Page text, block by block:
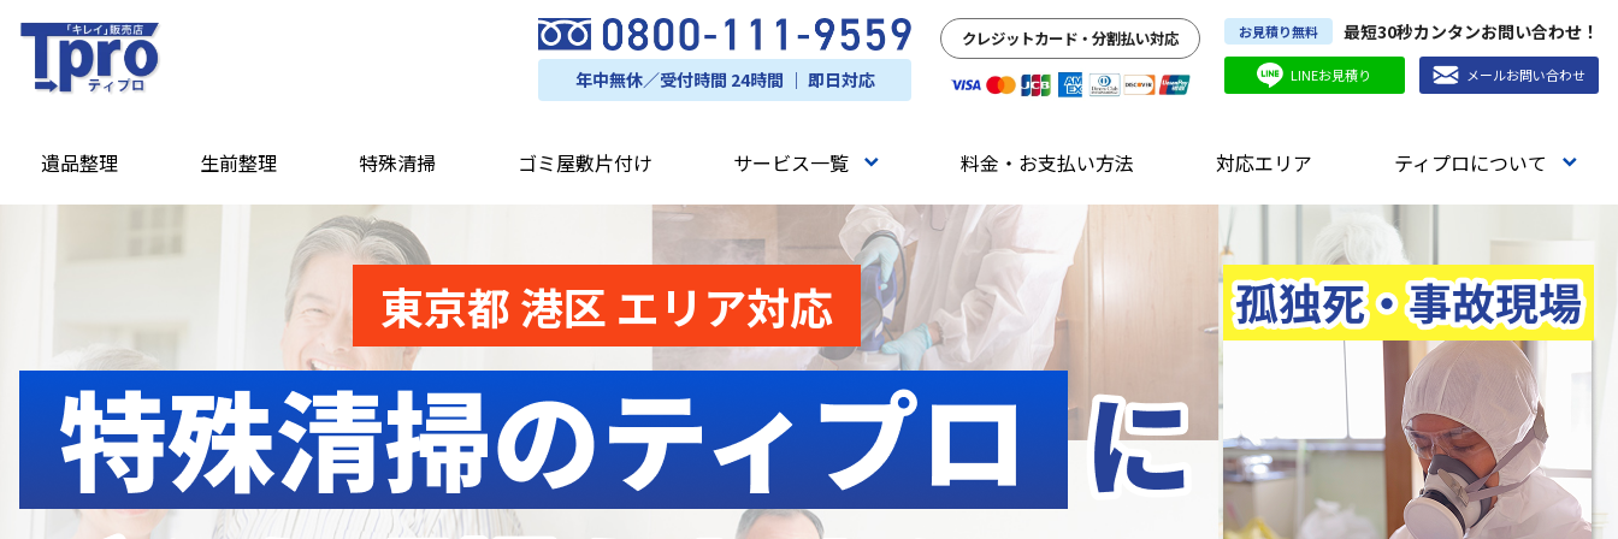
年中無休／受付時間 24時間 ｜ 即日対応
クレジットカード・分割払い対応 お見積り無料 最短30秒カンタンお問い合わせ！
LINEお見積り メールお問い合わせ
遺品整理 生前整理 特殊清掃 ゴミ屋敷片付け サービス一覧 料金・お支払い方法 対応エリア ティプロについて
東京都 港区 エリア対応